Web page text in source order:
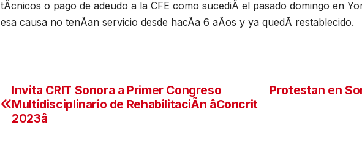
tÃcnicos o pago de adeudo a la CFE como sucediÃ el pasado domingo en
esa causa no tenÃan servicio desde hacÃa 6 aÃos y ya quedÃ restablecido.
Navegación
de
Protestan en
Invita CRIT Sonora a Primer Congreso
Multidisciplinario de RehabilitaciÃn âConcrit
2023â